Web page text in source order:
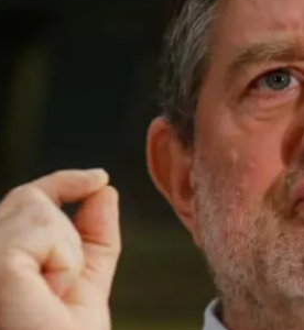
Nacional
de Andes Norte
Teniente por riesgos